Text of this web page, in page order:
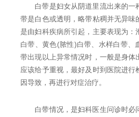
白带是妇女从阴道里流出来的一
带是白色或透明，略带粘稠并无异味
是由妇科疾病所引起，主要表现为：
白带、黄色(脓性)白带、水样白带、
带出现以上异常情况时，一般是身体
应该给予重视，最好及时到医院进行
因导致，再进行对症治疗。
白带情况，是妇科医生问诊时必